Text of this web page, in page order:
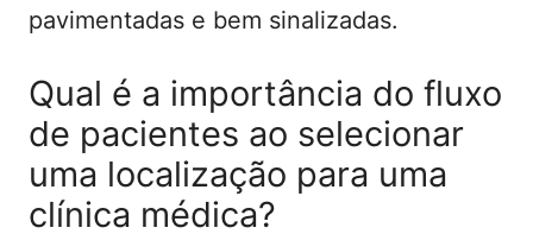
pavimentadas e bem sinalizadas.
Qual é a importância do fluxo
de pacientes ao selecionar
uma localização para uma
clínica médica?